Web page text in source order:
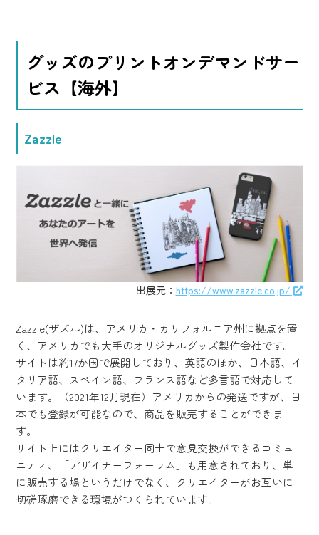
グッズのプリントオンデマンドサー
ビス【海外】
Zazzle
出展元： https://www.zazzle.co.jp/
Zazzle(ザズル)は、アメリカ・カリフォルニア州に拠点を置
く、アメリカでも大手のオリジナルグッズ製作会社です。
サイトは約17か国で展開しており、英語のほか、日本語、イ
タリア語、スペイン語、フランス語など多言語で対応して
います。（2021年12月現在）アメリカからの発送ですが、日
本でも登録が可能なので、商品を販売することができま
す。
サイト上にはクリエイター同士で意見交換ができるコミュ
ニティ、「デザイナーフォーラム」も用意されており、単
に販売する場というだけでなく、クリエイターがお互いに
切磋琢磨できる環境がつくられています。